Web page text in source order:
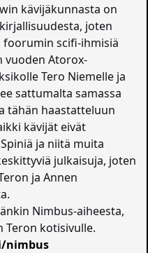
kävijäkunnasta on
joten
scifi-ihmisiä
vuoden Atorox-
Tero Niemelle ja
sattumalta samassa
tähän haastatteluun
kävijät eivät
ja niitä muita
julkaisuja, joten
ja Annen
Nimbus-aiheesta,
Teron kotisivulle.
nimbus